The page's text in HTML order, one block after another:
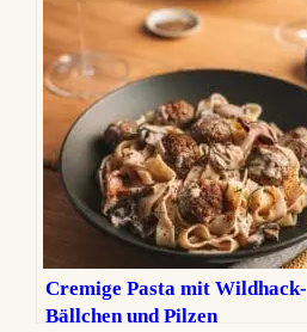
Cremige Pasta mit Wildhack-
Bällchen und Pilzen